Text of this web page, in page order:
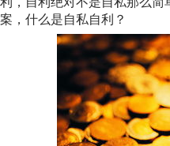
案，什么是自私自利？